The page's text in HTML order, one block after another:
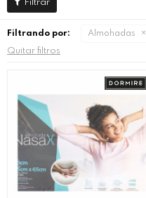
Filtrando por: Almohadas
Quitar filtros